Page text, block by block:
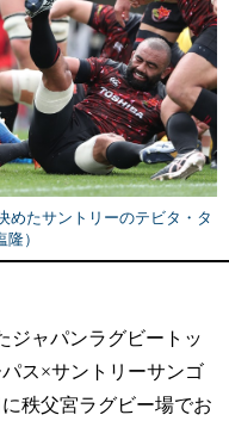
めたサントリーのテビタ・タ
）
ャパンラグビートッ
ス×サントリーサンゴ
秩父宮ラグビー場でお